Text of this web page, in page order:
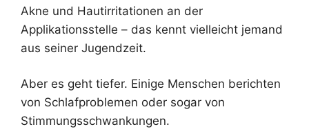
Akne und Hautirritationen an der
Applikationsstelle – das kennt vielleicht jemand
aus seiner Jugendzeit.
Aber es geht tiefer. Einige Menschen berichten
von Schlafproblemen oder sogar von
Stimmungsschwankungen.